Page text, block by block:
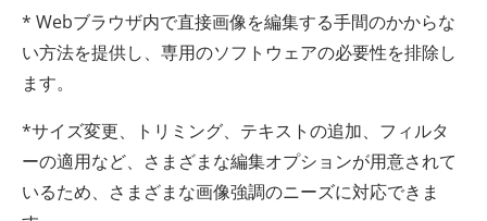
* Webブラウザ内で直接画像を編集する手間のかからな
い方法を提供し、専用のソフトウェアの必要性を排除し
ます。
*サイズ変更、トリミング、テキストの追加、フィルタ
ーの適用など、さまざまな編集オプションが用意されて
いるため、さまざまな画像強調のニーズに対応できま